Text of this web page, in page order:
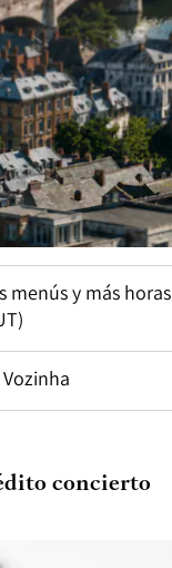
menús y más horas
concierto